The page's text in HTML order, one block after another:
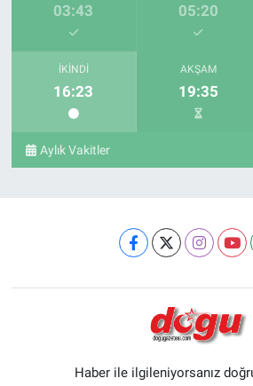
03:43 05:20
İKINDI
16:23
AKŞAM
19:35
Aylık Vakitler
Haber ile ilgileniyorsanız